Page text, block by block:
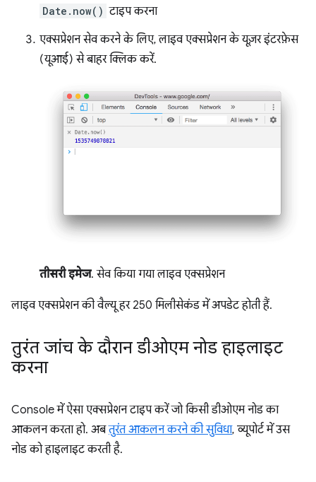
Date.now() टाइप करना
एक्सप्रेशन सेव करने के लिए, लाइव एक्सप्रेशन के यूज़र इंटरफ़ेस
(यूआई) से बाहर क्लिक करें.
तीसरी इमेज. सेव किया गया लाइव एक्सप्रेशन
लाइव एक्सप्रेशन की वैल्यू हर 250 मिलीसेकंड में अपडेट होती हैं.
तुरंत जांच के दौरान डीओएम नोड हाइलाइट
करना
Console में ऐसा एक्सप्रेशन टाइप करें जो किसी डीओएम नोड का
आकलन करता हो. अबतुरंत आकलन करने की सुविधा, व्यूपोर्ट में उस
नोड को हाइलाइट करती है.